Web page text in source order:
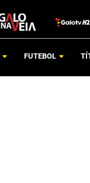
FUTEBOL